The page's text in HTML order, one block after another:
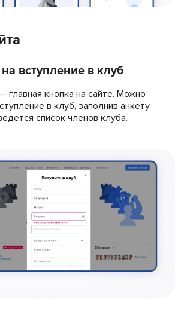
вступление в клуб
главная кнопка на сайте. Можно
в клуб, заполнив анкету.
список членов клуба.